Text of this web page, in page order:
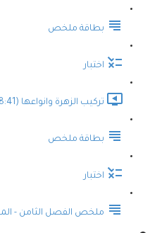
بطاقة ملخص
اختبار
تركيب الزهرة وانواعها (8:41)
بطاقة ملخص
اختبار
ملخص الفصل الثامن -